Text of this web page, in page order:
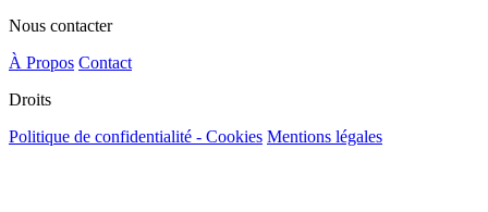
Nous contacter
À Propos Contact
Droits
Politique de confidentialité - Cookies Mentions légales